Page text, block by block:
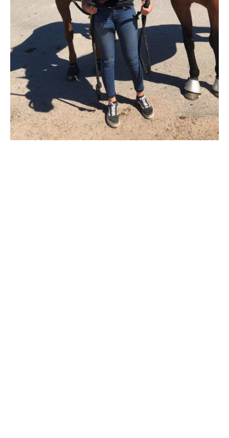
Åby Stora Pris 2026
Supertorsdag för företag
Supertorsdag
Ponnytravtävlingar
Ridsport
Om travskolan
Samarbetspartners